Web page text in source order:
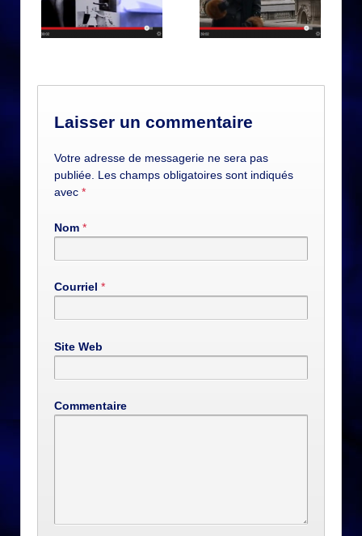
Laisser un commentaire
Votre adresse de messagerie ne sera pas
publiée. Les champs obligatoires sont indiqués
avec *
Nom *
Courriel *
Site Web
Commentaire